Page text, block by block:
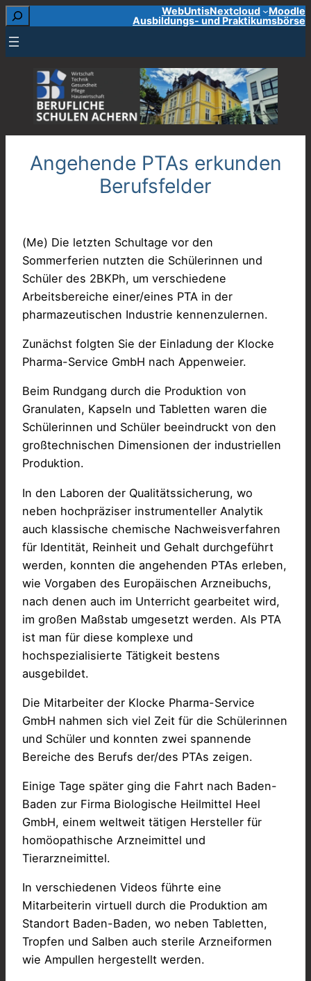
Zum
springen
Suchen WebUntisNextcloud
Moodle
Ausbildungs- und Praktikumsbörse
Angehende PTAs erkunden
Berufsfelder
(Me) Die letzten Schultage vor den
Sommerferien nutzten die Schülerinnen und
Schüler des 2BKPh, um verschiedene
Arbeitsbereiche einer/eines PTA in der
pharmazeutischen Industrie kennenzulernen.
Zunächst folgten Sie der Einladung der Klocke
Pharma-Service GmbH nach Appenweier.
Beim Rundgang durch die Produktion von
Granulaten, Kapseln und Tabletten waren die
Schülerinnen und Schüler beeindruckt von den
großtechnischen Dimensionen der industriellen
Produktion.
In den Laboren der Qualitätssicherung, wo
neben hochpräziser instrumenteller Analytik
auch klassische chemische Nachweisverfahren
für Identität, Reinheit und Gehalt durchgeführt
werden, konnten die angehenden PTAs erleben,
wie Vorgaben des Europäischen Arzneibuchs,
nach denen auch im Unterricht gearbeitet wird,
im großen Maßstab umgesetzt werden. Als PTA
ist man für diese komplexe und
hochspezialisierte Tätigkeit bestens
ausgebildet.
Die Mitarbeiter der Klocke Pharma-Service
GmbH nahmen sich viel Zeit für die Schülerinnen
und Schüler und konnten zwei spannende
Bereiche des Berufs der/des PTAs zeigen.
Einige Tage später ging die Fahrt nach Baden-
Baden zur Firma Biologische Heilmittel Heel
GmbH, einem weltweit tätigen Hersteller für
homöopathische Arzneimittel und
Tierarzneimittel.
In verschiedenen Videos führte eine
Mitarbeiterin virtuell durch die Produktion am
Standort Baden-Baden, wo neben Tabletten,
Tropfen und Salben auch sterile Arzneiformen
wie Ampullen hergestellt werden.